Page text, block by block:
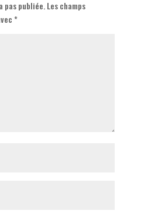
pas publiée. Les champs
*